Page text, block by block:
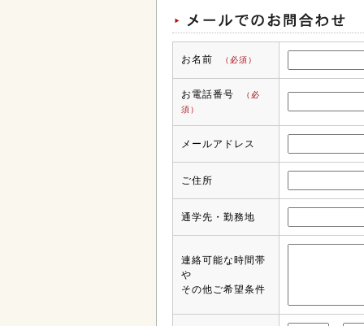
お名前 （必須）
お電話番号
（必
須）
メールアドレス
ご住所
通学先・勤務地
連絡可能な時間帯
や
その他ご希望条件